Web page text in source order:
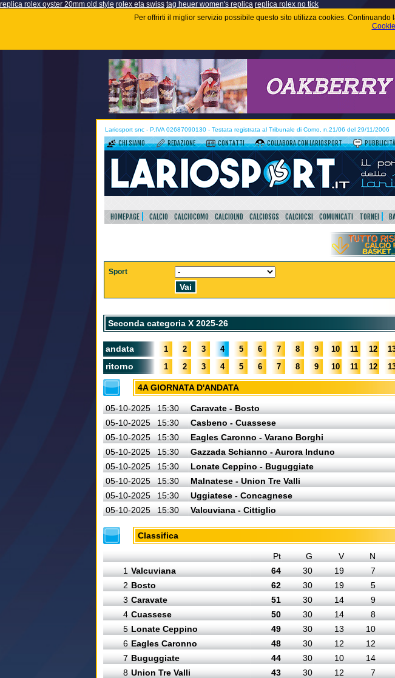
replica rolex oyster 20mm old style rolex eta swiss tag heuer women's replica replica rolex no tick
Per offrirti il miglior servizio possibile questo sito utilizza cookies.
Lariosport snc - P.IVA 02687090130 - Testata registrata al Tribunale di Como, n.21/06 del 29/11/2006
CHI SIAMO REDAZIONE CONTATTI COLLABORA CON LARIOSPORT PUBBLICITÀ
HOMEPAGE
CALCIO CALCIOCOMO CALCIOLND CALCIOSGS CALCIOCSI COMUNICATI TORNEI
Sport
Seconda categoria X 2025-26
andata 1 2 3 4 5 6 7 8 9 10 11 12
ritorno 1 2 3 4 5 6 7 8 9 10 11 12
4A GIORNATA D'ANDATA
05-10-2025 15:30 Caravate - Bosto
05-10-2025
15:30 Casbeno - Cuassese
05-10-2025
15:30 Eagles Caronno - Varano Borghi
05-10-2025
15:30 Gazzada Schianno - Aurora Induno
05-10-2025
15:30 Lonate Ceppino - Buguggiate
05-10-2025
15:30 Malnatese - Union Tre Valli
05-10-2025
15:30 Uggiatese - Concagnese
05-10-2025
15:30 Valcuviana - Cittiglio
Classifica
Pt G V N
1 Valcuviana 64 30 19 7
2 Bosto 62 30 19 5
3 Caravate 51 30 14 9
4 Cuassese 50 30 14 8
5 Lonate Ceppino 49 30 13 10
6 Eagles Caronno 48 30 12 12
7 Buguggiate 44 30 10 14
8 Union Tre Valli 43 30 12 7